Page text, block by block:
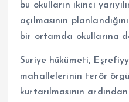
bu okulların ikinci
açılmasının
bir ortamda okullarına
Suriye hükümeti,
mahallelerinin terör
kurtarılmasının